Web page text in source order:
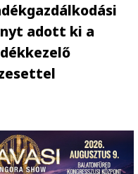
adott ki a